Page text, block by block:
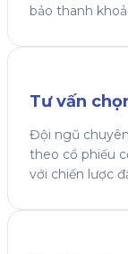
bảo thanh
Tư vấn
Đội ngũ
theo cổ phiếu
với chiến lược